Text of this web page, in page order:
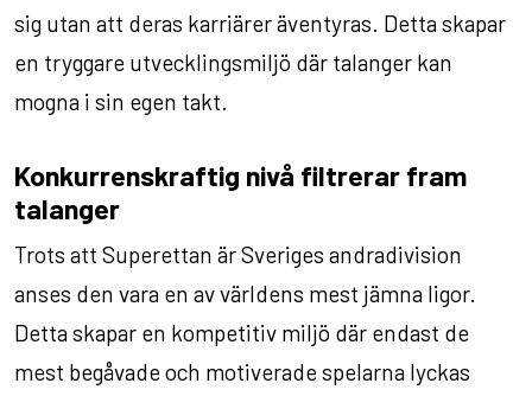
sig utan att deras karriärer äventyras. Detta skapar
en tryggare utvecklingsmiljö där talanger kan
mogna i sin egen takt.
Konkurrenskraftig nivå filtrerar fram
talanger
Trots att Superettan är Sveriges andradivision
anses den vara en av världens mest jämna ligor.
Detta skapar en kompetitiv miljö där endast de
mest begåvade och motiverade spelarna lyckas